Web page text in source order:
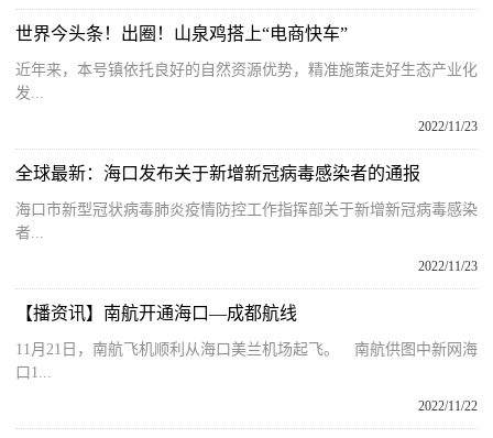
世界今头条！出圈！山泉鸡搭上“电商快车”
近年来，本号镇依托良好的自然资源优势，精准施策走好生态产业化
发...
2022/11/23
全球最新：海口发布关于新增新冠病毒感染者的通报
海口市新型冠状病毒肺炎疫情防控工作指挥部关于新增新冠病毒感染
者...
2022/11/23
【播资讯】南航开通海口—成都航线
11月21日，南航飞机顺利从海口美兰机场起飞。 南航供图中新网海
口1...
2022/11/22